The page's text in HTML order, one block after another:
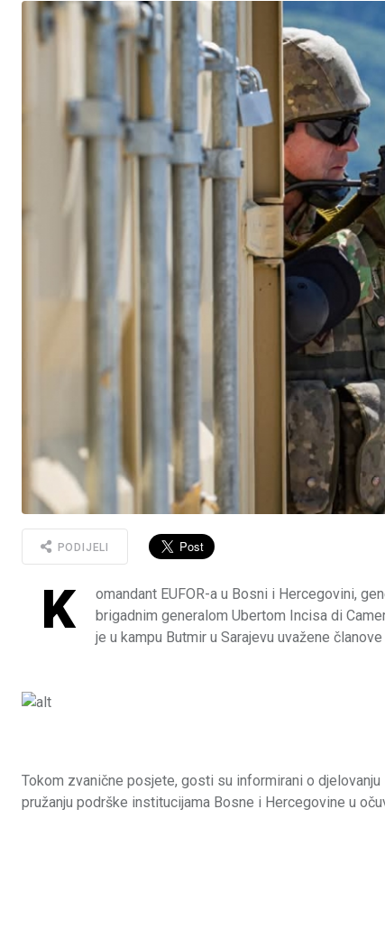
PODIJELI
K omandant EUFOR-a u Bosni i Hercegovini,
brigadnim generalom Ubertom Incisa di
je u kampu Butmir u Sarajevu uvažene
Tokom zvanične posjete, gosti su informirani o
pružanju podrške institucijama Bosne i Hercegovine u